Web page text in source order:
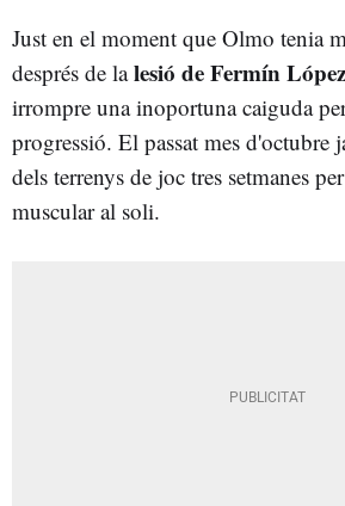
Just en el moment que Olmo tenia
després de lalesió de Fermín López
irrompre una inoportuna caiguda
progressió. El passat mes d'octubre
dels terrenys de joc tres setmanes
muscular al soli.